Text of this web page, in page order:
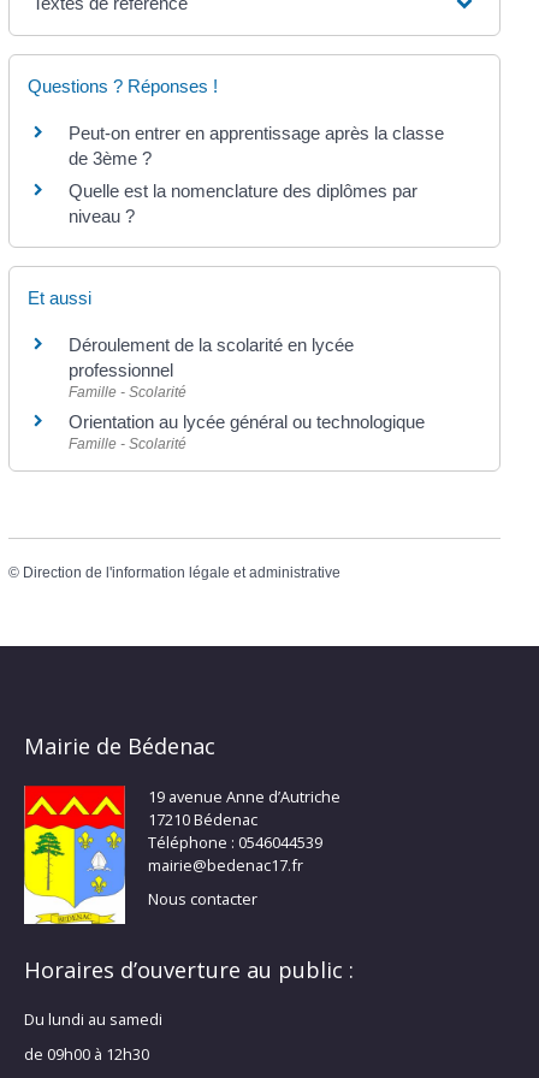
Questions ? Réponses !
Peut-on entrer en apprentissage après la classe
de 3ème ?
Quelle est la nomenclature des diplômes par
niveau ?
Et aussi
Déroulement de la scolarité en lycée
professionnel
Famille - Scolarité
Orientation au lycée général ou technologique
Famille - Scolarité
© Direction de l'information légale et administrative
Mairie de Bédenac
19 avenue Anne d’Autriche
17210 Bédenac
Téléphone : 0546044539
mairie@bedenac17.fr
Nous contacter
Horaires d’ouverture au public :
Du lundi au samedi
de 09h00 à 12h30